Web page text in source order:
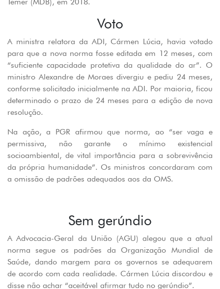
Temer (MDB), em 2018.
Voto
A ministra relatora da ADI, Cármen Lúcia, havia votado
para que a nova norma fosse editada em 12 meses, com
“suficiente capacidade protetiva da qualidade do ar”. O
ministro Alexandre de Moraes divergiu e pediu 24 meses,
conforme solicitado inicialmente na ADI. Por maioria, ficou
determinado o prazo de 24 meses para a edição de nova
resolução.
Na ação, a PGR afirmou que norma, ao “ser vaga e
permissiva, não garante o mínimo existencial
socioambiental, de vital importância para a sobrevivência
da própria humanidade”. Os ministros concordaram com
a omissão de padrões adequados aos da OMS.
Sem gerúndio
A Advocacia-Geral da União (AGU) alegou que a atual
norma segue os padrões da Organização Mundial de
Saúde, dando margem para os governos se adequarem
de acordo com cada realidade. Cármen Lúcia discordou e
disse não achar “aceitável afirmar tudo no gerúndio”.